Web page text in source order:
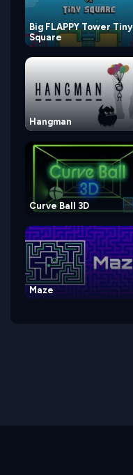
Big FLAPPY Tower Tiny
Square
Hangman
Curve Ball 3D
Maze